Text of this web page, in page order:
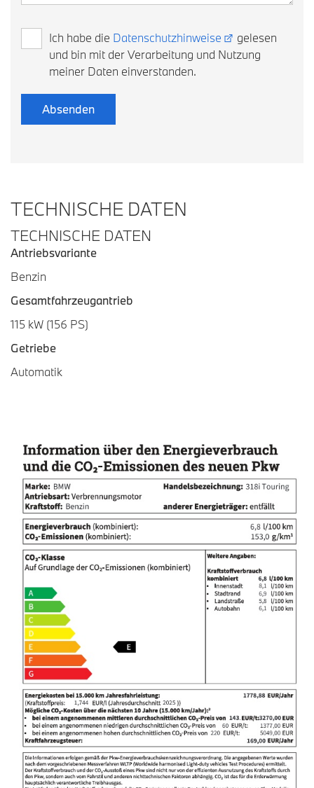
Ich habe die Datenschutzhinweise
gelesen
und bin mit der Verarbeitung und Nutzung
meiner Daten einverstanden.
TECHNISCHE DATEN
TECHNISCHE DATEN
Antriebsvariante
Benzin
Gesamtfahrzeugantrieb
115 kW (156 PS)
Getriebe
Automatik